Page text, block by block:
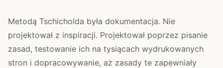
Metodą Tschicholda była dokumentacja. Nie
projektował z inspiracji. Projektował poprzez pisanie
zasad, testowanie ich na tysiącach wydrukowanych
stron i dopracowywanie, aż zasady te zapewniały